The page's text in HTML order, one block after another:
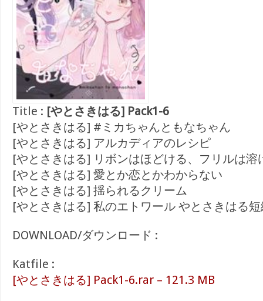
Title : [やとさきはる] Pack1-6
[やとさきはる] #ミカちゃんともなちゃん
[やとさきはる] アルカディアのレシピ
[やとさきはる] リボンはほどける、フリルは溶
[やとさきはる] 愛とか恋とかわからない
[やとさきはる] 揺られるクリーム
[やとさきはる] 私のエトワール やとさきはる
DOWNLOAD/ダウンロード :
Katfile :
[やとさきはる] Pack1-6.rar – 121.3 MB